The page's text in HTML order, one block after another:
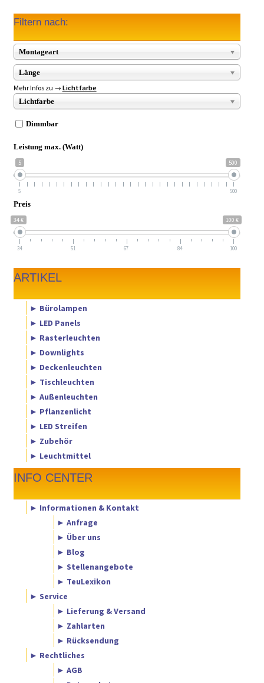
Filtern nach:
Montageart
Länge
Mehr Infos zu → Lichtfarbe
Lichtfarbe
Dimmbar
Leistung max. (Watt)
5 500
5 500
Preis
34 € 100 €
34 51 67 84 100
ARTIKEL
► Bürolampen
► LED Panels
► Rasterleuchten
► Downlights
► Deckenleuchten
► Tischleuchten
► Außenleuchten
► Pflanzenlicht
► LED Streifen
► Zubehör
► Leuchtmittel
INFO CENTER
► Informationen & Kontakt
► Anfrage
► Über uns
► Blog
► Stellenangebote
► TeuLexikon
► Service
► Lieferung & Versand
► Zahlarten
► Rücksendung
► Rechtliches
► AGB